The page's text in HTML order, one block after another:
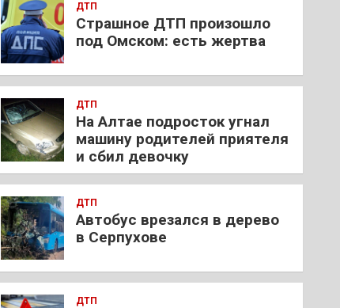
ДТП
Страшное ДТП произошло
под Омском: есть жертва
ДТП
На Алтае подросток угнал
машину родителей приятеля
и сбил девочку
ДТП
Автобус врезался в дерево
в Серпухове
ДТП